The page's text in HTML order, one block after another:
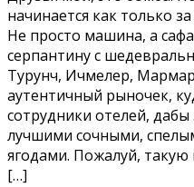
начинается как только
Не просто машина, а
серпантину с
Турунч, Ичмелер,
аутентичный рыночек,
сотрудники отелей,
лучшими сочными,
ягодами. Пожалуй,
[…]